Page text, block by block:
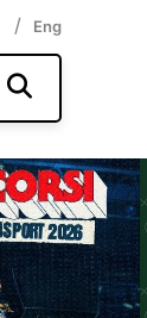
/ Eng